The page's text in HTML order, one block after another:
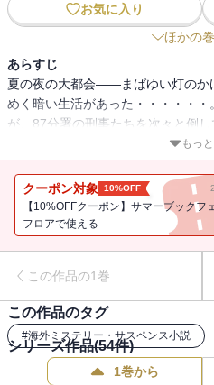
お気に入り
ほかの
あらすじ
夏の夜の大都会――まばゆい灯のか
めく暗い生活があった・・・・・
が、87分署の刑事たちを次々と倒
人のなせる業か？ 同僚刑事たちの
もっ
クーポン対象 10%OFF
【10%OFFクーポン】サマーブックフ
フロアで使える
この作品の1巻
この作品のタグ
#海外ミステリー・サスペンス小説
シリーズ作品(54件)
1巻から